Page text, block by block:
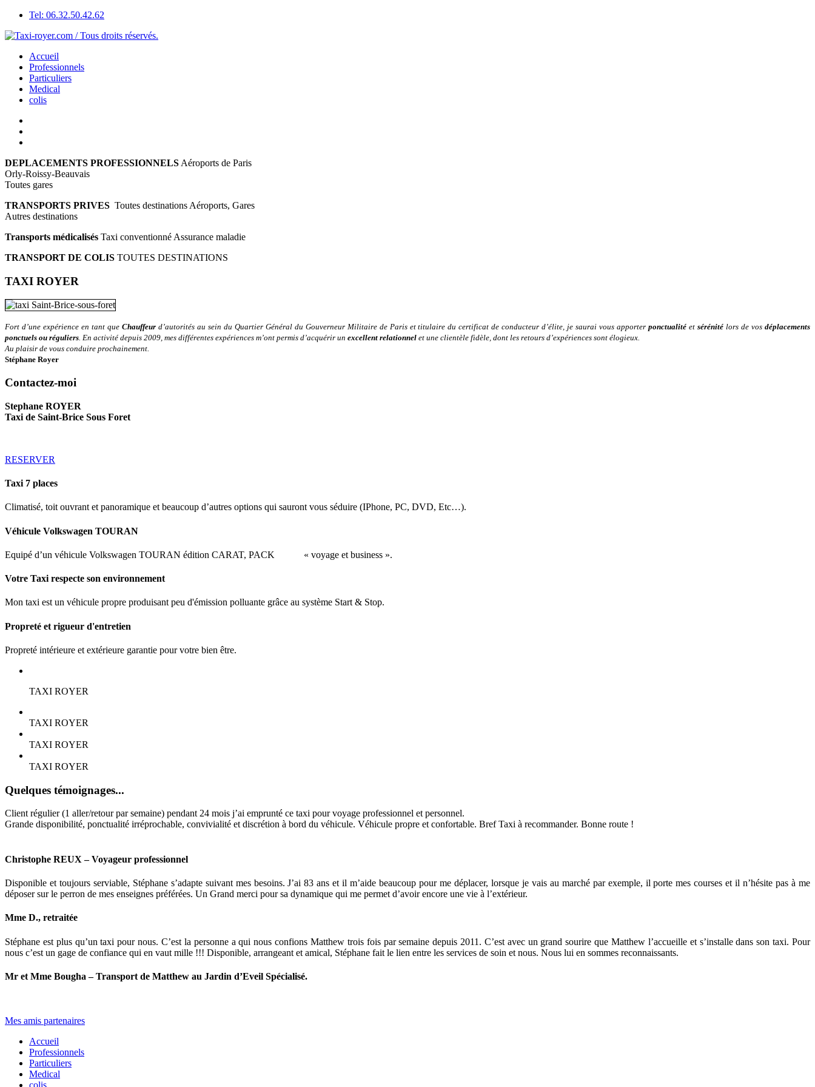
Tel: 06.32.50.42.62
Accueil
Professionnels
Particuliers
Medical
colis
DEPLACEMENTS PROFESSIONNELS Aéroports de Paris
Orly-Roissy-Beauvais
Toutes gares
TRANSPORTS PRIVES Toutes destinations Aéroports, Gares
Autres destinations
Transports médicalisés Taxi conventionné Assurance maladie
TRANSPORT DE COLIS TOUTES DESTINATIONS
TAXI ROYER
Fort d’une expérience en tant que Chauffeurd’autorités au sein du Quartier Général du Gouverneur Militaire de Paris et titulaire du certificat de conducteur d’élite, je saurai vous apporterponctualité etsérénité lors de vosdéplacements
ponctuels ou réguliers. En activité depuis 2009, mes différentes expériences m’ont permis d’acquérir un excellent relationnel et une clientèle fidèle, dont les retours d’expériences sont élogieux.
Au plaisir de vous conduire prochainement.
Stéphane Royer
Contactez-moi
Stephane ROYER
Taxi de Saint-Brice Sous Foret
RESERVER
Taxi 7 places
Climatisé, toit ouvrant et panoramique et beaucoup d’autres options qui sauront vous séduire (IPhone, PC, DVD, Etc…).
Véhicule Volkswagen TOURAN
Equipé d’un véhicule Volkswagen TOURAN édition CARAT, PACK « voyage et business ».
Votre Taxi respecte son environnement
Mon taxi est un véhicule propre produisant peu d'émission polluante grâce au système Start & Stop.
Propreté et rigueur d'entretien
Propreté intérieure et extérieure garantie pour votre bien être.
TAXI ROYER
TAXI ROYER
TAXI ROYER
TAXI ROYER
Quelques témoignages...
Client régulier (1 aller/retour par semaine) pendant 24 mois j’ai emprunté ce taxi pour voyage professionnel et personnel.
Grande disponibilité, ponctualité irréprochable, convivialité et discrétion à bord du véhicule. Véhicule propre et confortable. Bref Taxi à recommander. Bonne route !
Christophe REUX – Voyageur professionnel
Disponible et toujours serviable, Stéphane s’adapte suivant mes besoins. J’ai 83 ans et il m’aide beaucoup pour me déplacer, lorsque je vais au marché par exemple, il porte mes courses et il n’hésite pas à me
déposer sur le perron de mes enseignes préférées. Un Grand merci pour sa dynamique qui me permet d’avoir encore une vie à l’extérieur.
Mme D., retraitée
Stéphane est plus qu’un taxi pour nous. C’est la personne a qui nous confions Matthew trois fois par semaine depuis 2011. C’est avec un grand sourire que Matthew l’accueille et s’installe dans son taxi. Pour
nous c’est un gage de confiance qui en vaut mille !!! Disponible, arrangeant et amical, Stéphane fait le lien entre les services de soin et nous. Nous lui en sommes reconnaissants.
Mr et Mme Bougha – Transport de Matthew au Jardin d’Eveil Spécialisé.
Mes amis partenaires
Accueil
Professionnels
Particuliers
Medical
colis